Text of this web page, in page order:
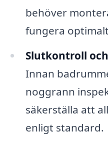
behöver
fungera
Slutkontroll
Innan
noggrann
säkerställa att
enligt standard.